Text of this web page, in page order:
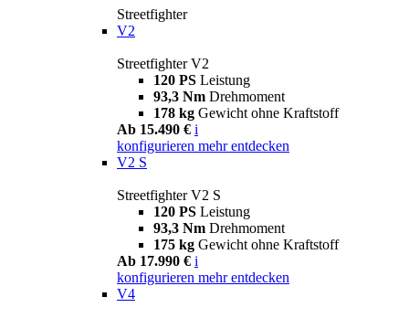
Streetfighter
V2
Streetfighter V2
120 PS Leistung
93,3 Nm Drehmoment
178 kg Gewicht ohne Kraftstoff
Ab 15.490 € i
konfigurieren mehr entdecken
V2 S
Streetfighter V2 S
120 PS Leistung
93,3 Nm Drehmoment
175 kg Gewicht ohne Kraftstoff
Ab 17.990 € i
konfigurieren mehr entdecken
V4